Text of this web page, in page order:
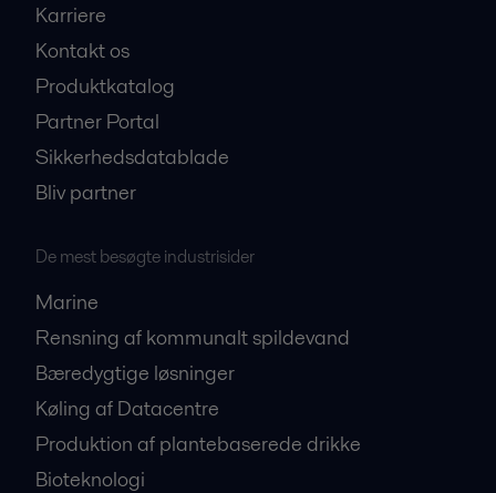
Karriere
Kontakt os
Produktkatalog
Partner Portal
Sikkerhedsdatablade
Bliv partner
De mest besøgte industrisider
Marine
Rensning af kommunalt spildevand
Bæredygtige løsninger
Køling af Datacentre
Produktion af plantebaserede drikke
Bioteknologi